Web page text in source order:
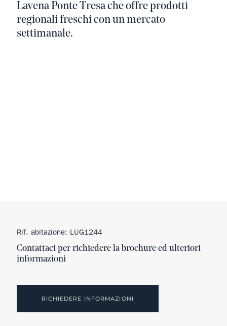
Lavena Ponte Tresa che offre prodotti
regionali freschi con un mercato
settimanale.
Rif. abitazione: LUG1244
Contattaci per richiedere la brochure ed ulteriori
informazioni
RICHIEDERE INFORMAZIONI